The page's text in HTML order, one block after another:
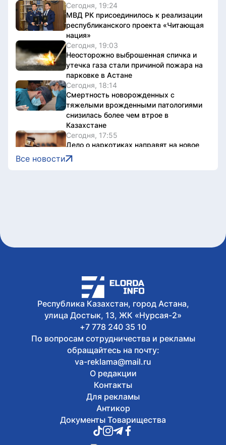
Сегодня, 19:24
МВД РК присоединилось к реализации
республиканского проекта «Читающая
нация»
Сегодня, 19:03
Неосторожно выброшенная спичка и
утечка газа стали причиной пожара на
парковке в Астане
Сегодня, 18:14
Смертность новорожденных с
тяжелыми врожденными патологиями
снизилась более чем втрое в
Казахстане
Сегодня, 17:55
Дело о наркотиках направят на новое
рассмотрение: подсудимому не дали
последнее слово
В Астане 9 августа перекроют ряд
дорог из-за фестиваля Jüregımnıñ
Jenımpazy
Сегодня, 17:25
В Казахстане издали книгу с
избранными высказываниями Касым-
Все новости
Республика Казахстан, город Астана,
улица Достык, 13, ЖК «Нурсая-2»
+7 778 240 35 10
По вопросам сотрудничества и рекламы
обращайтесь на почту:
va-reklama@mail.ru
О редакции
Контакты
Для рекламы
Антикор
Документы Товарищества